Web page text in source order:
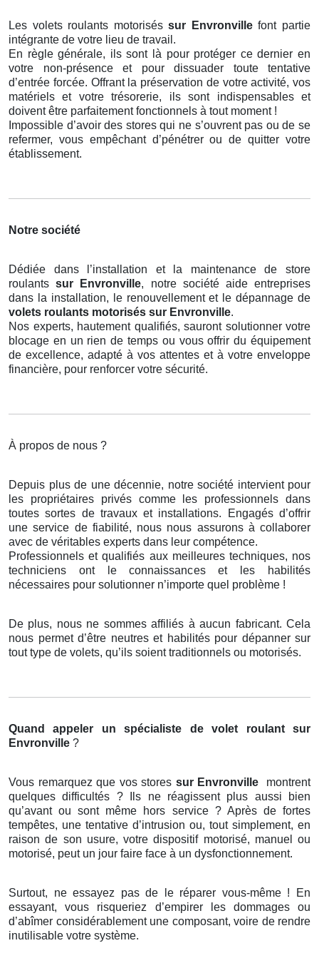
Les volets roulants motoriséssur Envronvillefont partie
intégrante de votre lieu de travail.
En règle générale, ils sont là pour protéger ce dernier en
votre non-présence et pour dissuader toute tentative
d’entrée forcée. Offrant la préservation de votre activité, vos
matériels et votre trésorerie, ils sont indispensables et
doivent être parfaitement fonctionnels à tout moment !
Impossible d’avoir des stores qui ne s’ouvrent pas ou de se
refermer, vous empêchant d’pénétrer ou de quitter votre
établissement.
Notre société
Dédiée dans l’installation et la maintenance de store
roulantssur Envronville, notre société aide entreprises
dans la installation, le renouvellement et le dépannage de
volets roulants motorisés sur Envronville.
Nos experts, hautement qualifiés, sauront solutionner votre
blocage en un rien de temps ou vous offrir du équipement
de excellence, adapté à vos attentes et à votre enveloppe
financière, pour renforcer votre sécurité.
À propos de nous ?
Depuis plus de une décennie, notre société intervient pour
les propriétaires privés comme les professionnels dans
toutes sortes de travaux et installations. Engagés d’offrir
une service de fiabilité, nous nous assurons à collaborer
avec de véritables experts dans leur compétence.
Professionnels et qualifiés aux meilleures techniques, nos
techniciens ont le connaissances et les habilités
nécessaires pour solutionner n’importe quel problème !
De plus, nous ne sommes affiliés à aucun fabricant. Cela
nous permet d’être neutres et habilités pour dépanner sur
tout type de volets, qu’ils soient traditionnels ou motorisés.
Quand appeler un spécialiste de volet roulant
sur
Envronville ?
Vous remarquez que vos stores sur Envronville
montrent
quelques difficultés ? Ils ne réagissent plus aussi bien
qu’avant ou sont même hors service ? Après de fortes
tempêtes, une tentative d’intrusion ou, tout simplement, en
raison de son usure, votre dispositif motorisé, manuel ou
motorisé, peut un jour faire face à un dysfonctionnement.
Surtout, ne essayez pas de le réparer vous-même ! En
essayant, vous risqueriez d’empirer les dommages ou
d’abîmer considérablement une composant, voire de rendre
inutilisable votre système.